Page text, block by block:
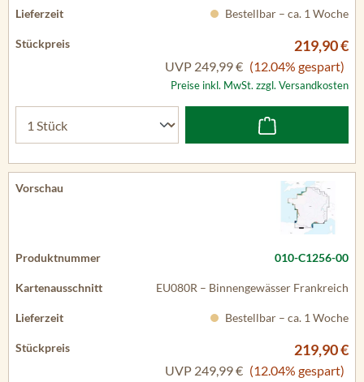
Bestellbar – ca. 1 Woche
219,90 €
UVP 249,99 € (12.04% gespart)
Preise inkl. MwSt. zzgl. Versandkosten
010-C1256-00
EU080R – Binnengewässer Frankreich
Bestellbar – ca. 1 Woche
219,90 €
UVP 249,99 € (12.04% gespart)